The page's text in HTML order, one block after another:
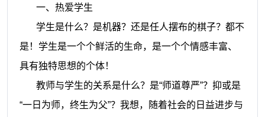
一、热爱学生
学生是什么？是机器？还是任人摆布的棋子？都不
是！学生是一个个鲜活的生命，是一个个情感丰富、
具有独特思想的个体！
教师与学生的关系是什么？是“师道尊严”？抑或是
“一日为师，终生为父”？我想，随着社会的日益进步与